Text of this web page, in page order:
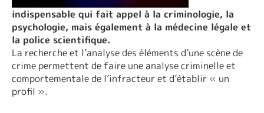
indispensable qui fait appel à la criminologie, la
psychologie, mais également à la médecine légale et
la police scientifique.
La recherche et l’analyse des éléments d’une scène de
crime permettent de faire une analyse criminelle et
comportementale de l’infracteur et d’établir « un
profil ».